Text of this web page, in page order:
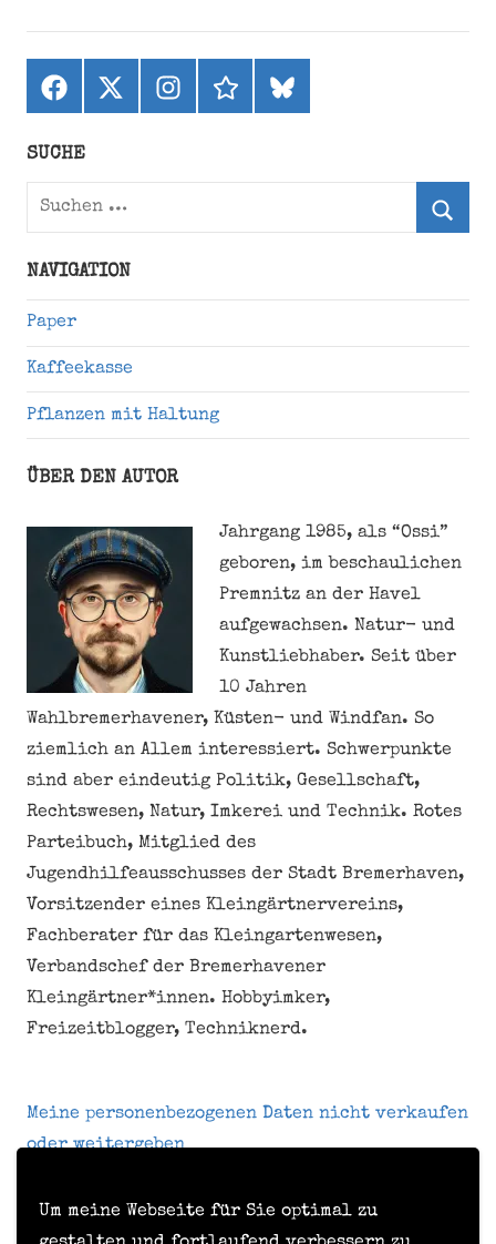
Um meine Webseite für Sie optimal zu
Facebook
X
(ehemals
Instagramthreadsbluesky
SUCHE
Suchen
NAVIGATION
Paper
Kaffeekasse
Pflanzen mit Haltung
ÜBER DEN AUTOR
Jahrgang 1985, als “Ossi”
geboren, im beschaulichen
Premnitz an der Havel
aufgewachsen. Natur- und
Kunstliebhaber. Seit über
10 Jahren
Wahlbremerhavener, Küsten- und Windfan. So
ziemlich an Allem interessiert. Schwerpunkte
sind aber eindeutig Politik, Gesellschaft,
Rechtswesen, Natur, Imkerei und Technik. Rotes
Parteibuch, Mitglied des
Jugendhilfeausschusses der Stadt Bremerhaven,
Vorsitzender eines Kleingärtnervereins,
Fachberater für das Kleingartenwesen,
Verbandschef der Bremerhavener
Kleingärtner*innen. Hobbyimker,
Freizeitblogger, Techniknerd.
Meine personenbezogenen Daten nicht verkaufen
oder weitergeben